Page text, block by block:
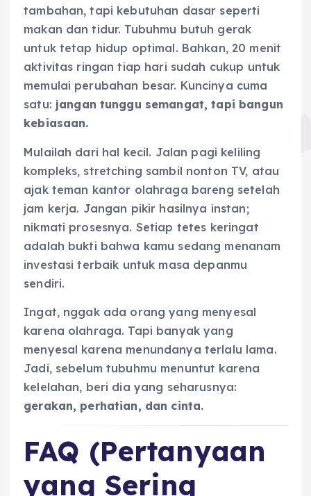
tambahan, tapi kebutuhan dasar seperti
makan dan tidur. Tubuhmu butuh gerak
untuk tetap hidup optimal. Bahkan, 20 menit
aktivitas ringan tiap hari sudah cukup untuk
memulai perubahan besar. Kuncinya cuma
satu: jangan tunggu semangat, tapi bangun
kebiasaan.
Mulailah dari hal kecil. Jalan pagi keliling
kompleks, stretching sambil nonton TV, atau
ajak teman kantor olahraga bareng setelah
jam kerja. Jangan pikir hasilnya instan;
nikmati prosesnya. Setiap tetes keringat
adalah bukti bahwa kamu sedang menanam
investasi terbaik untuk masa depanmu
sendiri.
Ingat, nggak ada orang yang menyesal
karena olahraga. Tapi banyak yang
menyesal karena menundanya terlalu lama.
Jadi, sebelum tubuhmu menuntut karena
kelelahan, beri dia yang seharusnya:
gerakan, perhatian, dan cinta.
FAQ (Pertanyaan
yang Sering